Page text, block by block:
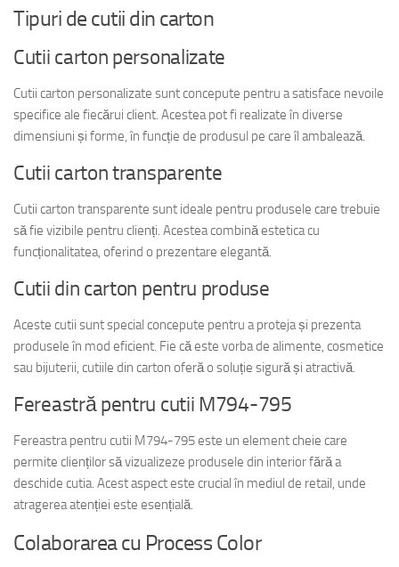
Tipuri de cutii din carton
Cutii carton personalizate
Cutii carton personalizate sunt concepute pentru a satisface nevoile
specifice ale fiecărui client. Acestea pot fi realizate în diverse
dimensiuni și forme, în funcție de produsul pe care îl ambalează.
Cutii carton transparente
Cutii carton transparente sunt ideale pentru produsele care trebuie
să fie vizibile pentru clienți. Acestea combină estetica cu
funcționalitatea, oferind o prezentare elegantă.
Cutii din carton pentru produse
Aceste cutii sunt special concepute pentru a proteja și prezenta
produsele în mod eficient. Fie că este vorba de alimente, cosmetice
sau bijuterii, cutiile din carton oferă o soluție sigură și atractivă.
Fereastră pentru cutii M794-795
Fereastra pentru cutii M794-795 este un element cheie care
permite clienților să vizualizeze produsele din interior fără a
deschide cutia. Acest aspect este crucial în mediul de retail, unde
atragerea atenției este esențială.
Colaborarea cu Process Color